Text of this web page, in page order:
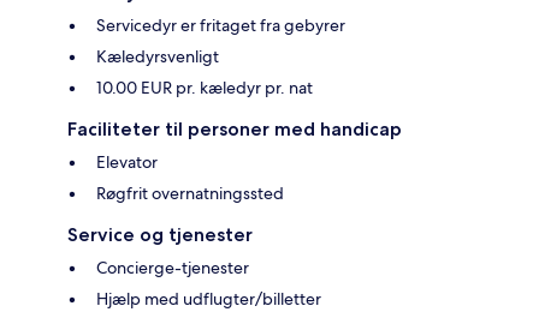
Servicedyr er fritaget fra gebyrer
Kæledyrsvenligt
10.00 EUR pr. kæledyr pr. nat
Faciliteter til personer med handicap
Elevator
Røgfrit overnatningssted
Service og tjenester
Concierge-tjenester
Hjælp med udflugter/billetter